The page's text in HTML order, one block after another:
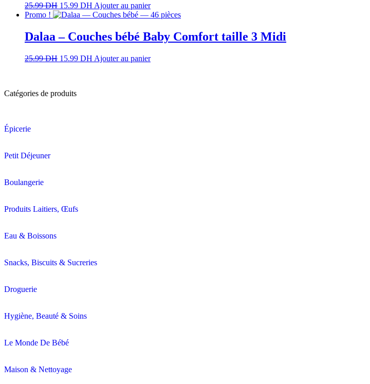
25.99DH 15.99 DH Ajouter au panier
Promo !
Dalaa – Couches bébé Baby Comfort taille 3 Midi
25.99DH 15.99 DH Ajouter au panier
Catégories de produits
Épicerie
Petit Déjeuner
Boulangerie
Produits Laitiers, Œufs
Eau & Boissons
Snacks, Biscuits & Sucreries
Droguerie
Hygiène, Beauté & Soins
Le Monde De Bébé
Maison & Nettoyage